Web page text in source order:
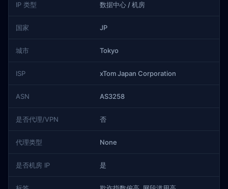
IP 类型 数据中心 / 机房
国家 JP
城市 Tokyo
ISP xTom Japan Corporation
ASN AS3258
是否代理/VPN 否
代理类型 None
是否机房 IP 是